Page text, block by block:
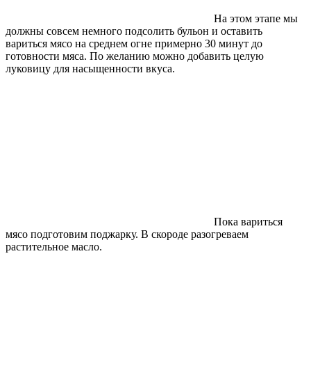
На этом этапе мы
должны совсем немного подсолить бульон и оставить
вариться мясо на среднем огне примерно 30 минут до
готовности мяса. По желанию можно добавить целую
луковицу для насыщенности вкуса.
Пока вариться
мясо подготовим поджарку. В скороде разогреваем
растительное масло.